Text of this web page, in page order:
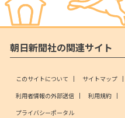
朝日新聞社の関連サイト
このサイトについて サイトマップ
利用者情報の外部送信
利用規約
プライバシーポータル